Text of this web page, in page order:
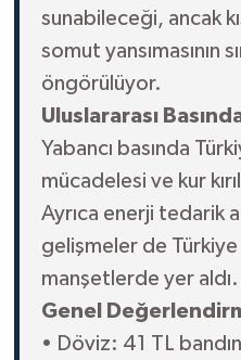
sunabileceği, ancak
somut yansımasının
öngörülüyor.
Uluslararası
Yabancı basında
mücadelesi ve kur
Ayrıca enerji tedarik
gelişmeler de
manşetlerde yer aldı.
Genel
• Döviz: 41 TL